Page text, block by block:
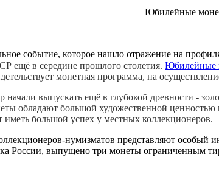
Юбилейные
событие, которое нашло отражение на
ещё в середине прошлого столетия. Юбилейные
монетная программа, на
выпускать ещё в глубокой древности -
обладают большой художественной
большой успех у местных коллекционеров.
нумизматов представляют особый
России, выпущено три монеты ограниченным